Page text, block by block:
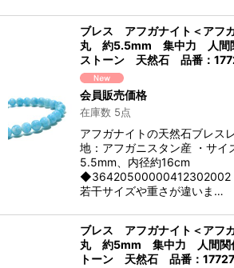
ブレス アフガナイト＜アフ
丸 約5.5mm 集中力 人間
ストーン 天然石 品番：
会員販売価格
在庫数 5点
アフガナイトの天然石ブレス
地：アフガニスタン産 ・サイ
5.5mm、内径約16cm
◆36420500000412302002
若干サイズや重さが違いま…
ブレス アフガナイト＜アフ
丸 約5mm 集中力 人間関
トーン 天然石 品番：17727